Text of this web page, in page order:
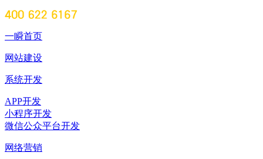
一瞬首页
网站建设
系统开发
APP开发
小程序开发
微信公众平台开发
网络营销